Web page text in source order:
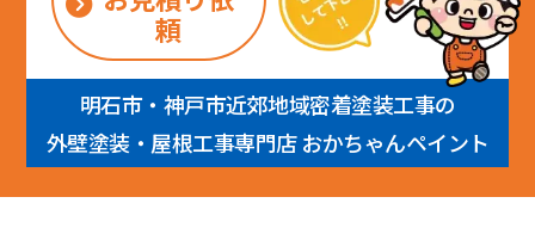
頼
明石市・神戸市近郊地域密着塗装工事の
外壁塗装・屋根工事専門店 おかちゃんペイント